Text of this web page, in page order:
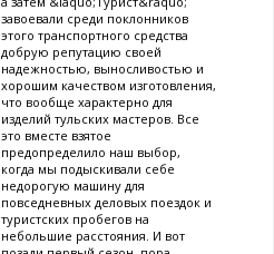
завоевали среди поклонников
этого транспортного средства
добрую репутацию своей
надежностью, выносливостью и
хорошим качеством изготовления,
что вообще характерно для
изделий тульских мастеров. Все
это вместе взятое
предопределило наш выбор,
когда мы подыскивали себе
недорогую машину для
повседневных деловых поездок и
туристских пробегов на
небольшие расстояния. И вот